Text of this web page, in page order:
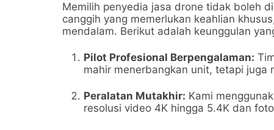
Memilih penyedia jasa drone tidak boleh
canggih yang memerlukan keahlian
mendalam. Berikut adalah keunggulan
Pilot Profesional Berpengalaman:
mahir menerbangkan unit, tetapi juga
Peralatan Mutakhir: Kami
resolusi video 4K hingga 5.4K dan